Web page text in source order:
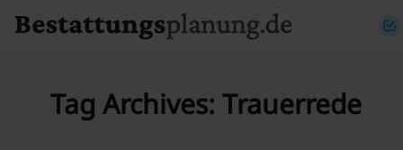
Tag Archives: Trauerrede